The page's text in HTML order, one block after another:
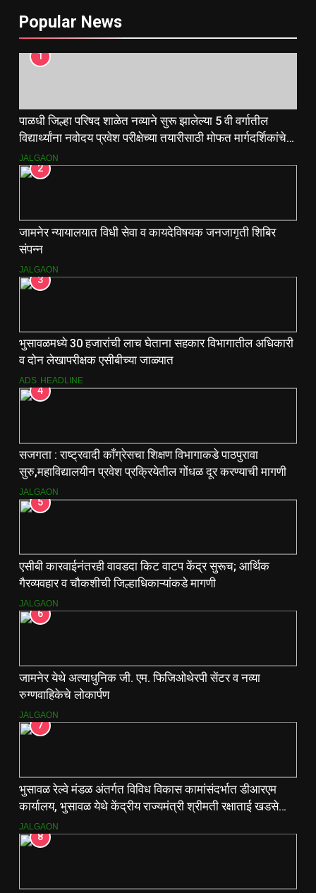
Popular News
1
पाळधी जिल्हा परिषद शाळेत नव्याने सुरू झालेल्या 5 वी वर्गातील
विद्यार्थ्यांना नवोदय प्रवेश परीक्षेच्या तयारीसाठी मोफत मार्गदर्शिकांचे
वाटप.
JALGAON
2
जामनेर न्यायालयात विधी सेवा व कायदेविषयक जनजागृती शिबिर
संपन्न
JALGAON
3
भुसावळमध्ये 30 हजारांची लाच घेताना सहकार विभागातील अधिकारी
व दोन लेखापरीक्षक एसीबीच्या जाळ्यात
ADS HEADLINE
4
सजगता : राष्ट्रवादी काँग्रेसचा शिक्षण विभागाकडे पाठपुरावा
सुरु,महाविद्यालयीन प्रवेश प्रक्रियेतील गोंधळ दूर करण्याची मागणी
JALGAON
5
एसीबी कारवाईनंतरही वावडदा किट वाटप केंद्र सुरूच; आर्थिक
गैरव्यवहार व चौकशीची जिल्हाधिकाऱ्यांकडे मागणी
JALGAON
6
जामनेर येथे अत्याधुनिक जी. एम. फिजिओथेरपी सेंटर व नव्या
रुग्णवाहिकेचे लोकार्पण
JALGAON
7
भुसावळ रेल्वे मंडळ अंतर्गत विविध विकास कामांसंदर्भात डीआरएम
कार्यालय, भुसावळ येथे केंद्रीय राज्यमंत्री श्रीमती रक्षाताई खडसे
यांनी आढावा बैठक घेतली…
JALGAON
8